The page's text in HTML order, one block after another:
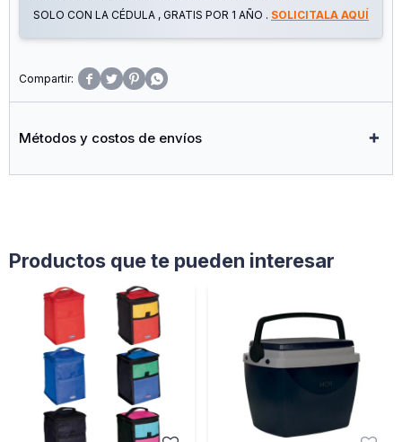
SOLO CON LA CÉDULA , GRATIS POR 1 AÑO . SOLICITALA AQUÍ
   
Métodos y costos de envíos
Productos que te pueden interesar